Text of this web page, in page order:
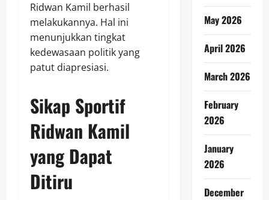
Ridwan Kamil berhasil
melakukannya. Hal ini
menunjukkan tingkat
kedewasaan politik yang
patut diapresiasi.
Sikap Sportif
Ridwan Kamil
yang Dapat
Ditiru
May 2026
April 2026
March 2026
February
2026
January
2026
December